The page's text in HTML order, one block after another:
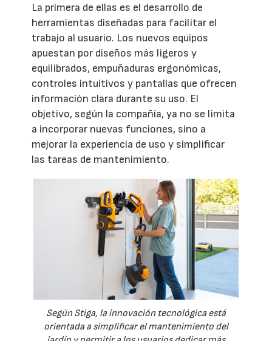
La primera de ellas es el desarrollo de
herramientas diseñadas para facilitar el
trabajo al usuario. Los nuevos equipos
apuestan por diseños más ligeros y
equilibrados, empuñaduras ergonómicas,
controles intuitivos y pantallas que ofrecen
información clara durante su uso. El
objetivo, según la compañía, ya no se limita
a incorporar nuevas funciones, sino a
mejorar la experiencia de uso y simplificar
las tareas de mantenimiento.
Según Stiga, la innovación tecnológica está
orientada a simplificar el mantenimiento del